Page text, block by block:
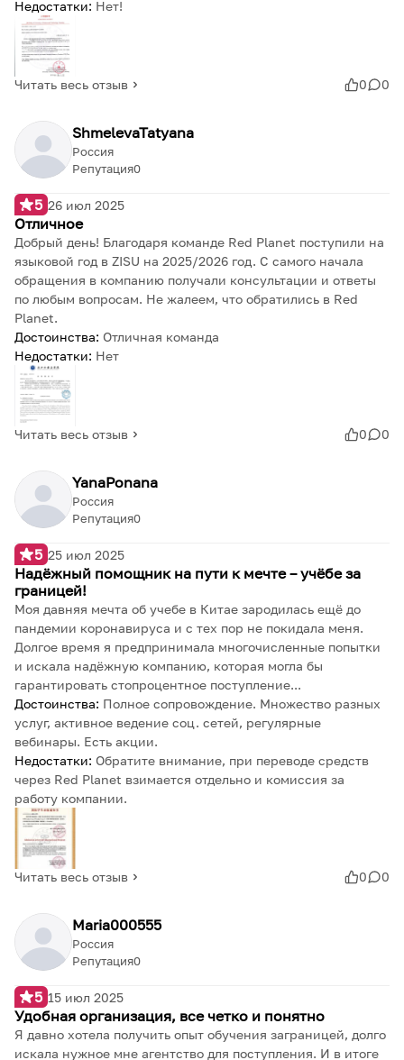
Недостатки: Нет!
Читать весь отзыв 0 0
ShmelevaTatyana
Репутация0
Россия
5 26 июл 2025
Отличное
Добрый день! Благодаря команде Red Planet поступили на
языковой год в ZISU на 2025/2026 год. С самого начала
обращения в компанию получали консультации и ответы
по любым вопросам. Не жалеем, что обратились в Red
Planet.
Достоинства: Отличная команда
Недостатки: Нет
Читать весь отзыв 0 0
YanaPonana
Репутация0
Россия
5 25 июл 2025
Надёжный помощник на пути к мечте – учёбе за
границей!
Моя давняя мечта об учебе в Китае зародилась ещё до
пандемии коронавируса и с тех пор не покидала меня.
Долгое время я предпринимала многочисленные попытки
и искала надёжную компанию, которая могла бы
гарантировать стопроцентное поступление...
Достоинства: Полное сопровождение. Множество разных
услуг, активное ведение соц. сетей, регулярные
вебинары. Есть акции.
Недостатки: Обратите внимание, при переводе средств
через Red Planet взимается отдельно и комиссия за
работу компании.
Читать весь отзыв 0 0
Maria000555
Репутация0
Россия
5 15 июл 2025
Удобная организация, все четко и понятно
Я давно хотела получить опыт обучения заграницей, долго
искала нужное мне агентство для поступления. И в итоге